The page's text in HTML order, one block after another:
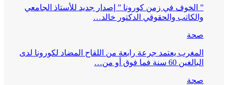
” الخوف في زمن كورونا ” إصدار جديد للأستاذ الجامعي
والكاتب والحقوقي الدكتور خالد…
صحة
المغرب يعتمد جرعة رابعة من اللقاح المضاد لكورونا لدى
البالغين 60 سنة فما فوق أو من…
صحة